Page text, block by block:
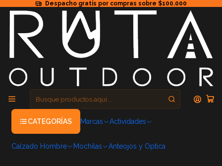
Despacho gratis por compras sobre $100.000
CATEGORÍAS Marcas Actividades
Calzado Hombre Mochilas Anteojos y Optica